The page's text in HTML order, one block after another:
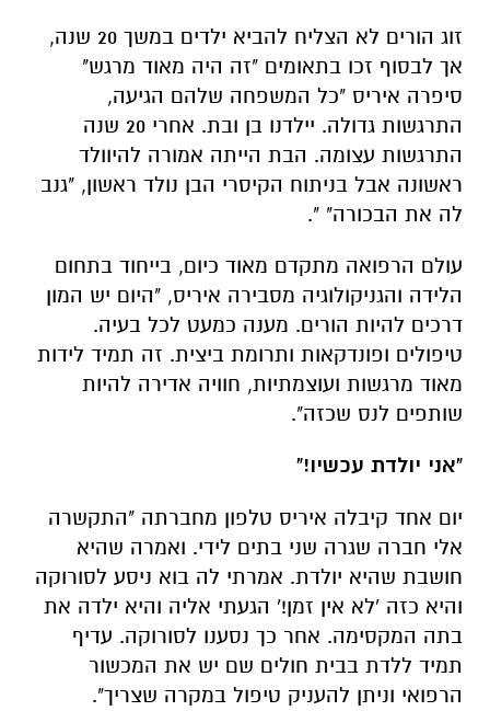
התרגשות עצומה. הבת הייתה אמורה להיוולד
ראשונה אבל בניתוח הקיסרי הבן נולד ראשון, "גנב
לה את הבכורה" ".
עולם הרפואה מתקדם מאוד כיום, בייחוד בתחום
הלידה והגניקולוגיה מסבירה איריס, "היום יש המון
דרכים להיות הורים. מענה כמעט לכל בעיה.
מאוד מרגשות ועוצמתיות, חוויה אדירה להיות
שותפים לנס שכזה".
"אני יולדת עכשיו!"
יום אחד קיבלה איריס טלפון מחברתה "התקשרה
חושבת שהיא יולדת. אמרתי לה בוא ניסע לסורוקה
בתה המקסימה. אחר כך נסענו לסורוקה. עדיף
תמיד ללדת בבית חולים שם יש את המכשור
הרפואי וניתן להעניק טיפול במקרה שצריך".
איך מתמודדים בתקופות שיש עומס לידות?
"עובדים מאוד קשה. יש ימים שאפילו לאוכל
ושירותים אין זמן. רצים בין מיטה למיטה. הצוות